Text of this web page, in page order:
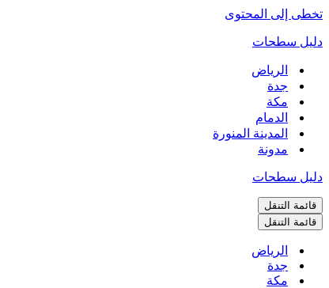
تخطى إلى المحتوى
دليل سطحات
الرياض
جدة
مكة
الدمام
المدينة المنورة
مدونة
دليل سطحات
قائمة التنقل
قائمة التنقل
الرياض
جدة
مكة